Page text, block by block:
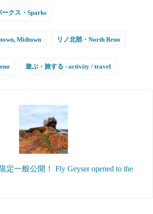
ークス・Sparks
Midtown リノ北部・North Reno
遊ぶ・旅する - activity / travel
定一般公開！ Fly Geyser opened to the